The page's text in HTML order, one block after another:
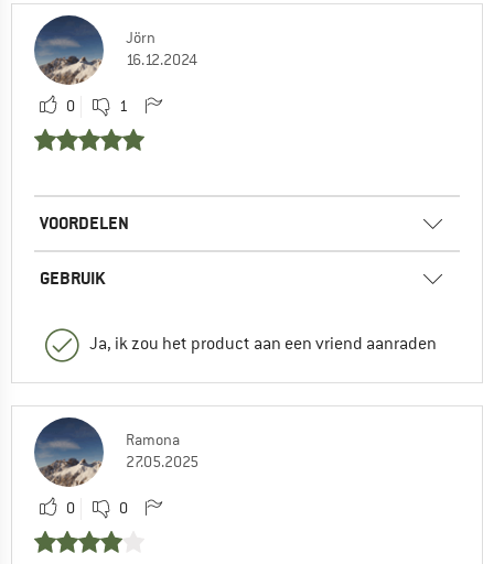
Jörn
16.12.2024
0 1
VOORDELEN
GEBRUIK
Ja, ik zou het product aan een vriend aanraden
Ramona
27.05.2025
0 0